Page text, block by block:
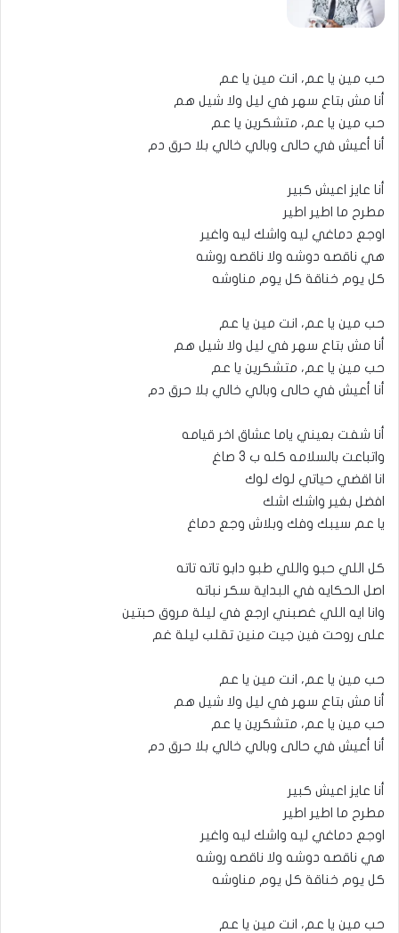
حب مين يا عم، انت مين يا عم
أنا مش بتاع سهر في ليل ولا شيل هم
حب مين يا عم، متشكرين يا عم
أنا أعيش في حالى وبالي خالي بلا حرق دم
أنا عايز اعيش كبير
مطرح ما اطير اطير
اوجع دماغي ليه واشك ليه واغير
هي ناقصه دوشه ولا ناقصه روشه
كل يوم خناقة كل يوم مناوشه
حب مين يا عم، انت مين يا عم
أنا مش بتاع سهر في ليل ولا شيل هم
حب مين يا عم، متشكرين يا عم
أنا أعيش في حالى وبالي خالي بلا حرق دم
أنا شفت بعيني ياما عشاق اخر قيامه
واتباعت بالسلامه كله ب 3 صاغ
انا اقضي حياتي لوك لوك
افضل بغير واشك اشك
يا عم سيبك وفك وبلاش وجع دماغ
كل اللي حبو واللي طبو دابو تاته تاته
اصل الحكايه في البداية سكر نباته
وانا ايه اللي غصبني ارجع في ليلة مروق حبتين
على روحت فين جيت منين تقلب ليلة غم
حب مين يا عم، انت مين يا عم
أنا مش بتاع سهر في ليل ولا شيل هم
حب مين يا عم، متشكرين يا عم
أنا أعيش في حالى وبالي خالي بلا حرق دم
أنا عايز اعيش كبير
مطرح ما اطير اطير
اوجع دماغي ليه واشك ليه واغير
هي ناقصه دوشه ولا ناقصه روشه
كل يوم خناقة كل يوم مناوشه
حب مين يا عم، انت مين يا عم